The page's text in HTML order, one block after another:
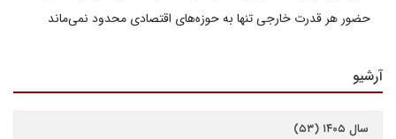
حضور هر قدرت خارجی تنها به حوزه‌های اقتصادی محدود نمی‌ماند
آرشیو
سال ۱۴۰۵ (۵۳)